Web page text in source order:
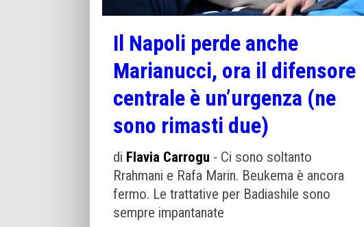
dal
2010
Il Napoli perde anche
Marianucci, ora il difensore
centrale è un’urgenza (ne
sono rimasti due)
di Flavia Carrogu - Ci sono soltanto
Rrahmani e Rafa Marin. Beukema è ancora
fermo. Le trattative per Badiashile sono
sempre impantanate